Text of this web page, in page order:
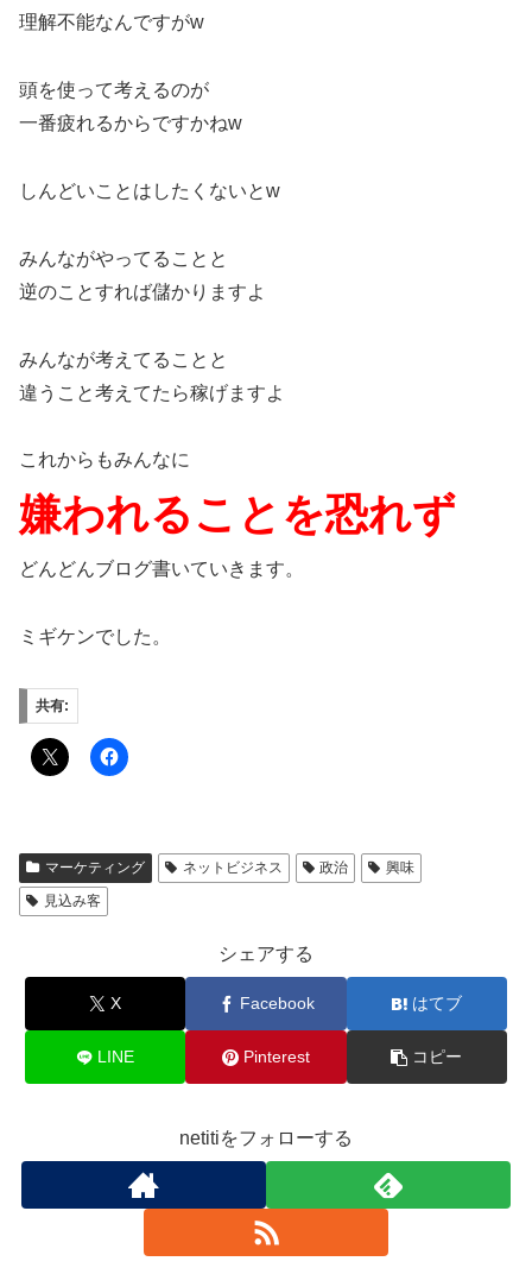
理解不能なんですがw
頭を使って考えるのが
一番疲れるからですかねw
しんどいことはしたくないとw
みんながやってることと
逆のことすれば儲かりますよ
みんなが考えてることと
違うこと考えてたら稼げますよ
これからもみんなに
嫌われることを恐れず
どんどんブログ書いていきます。
ミギケンでした。
共有:
マーケティング ネットビジネス 政治
興味
見込み客
シェアする
X Facebook はてブ
LINE Pinterest コピー
netitiをフォローする